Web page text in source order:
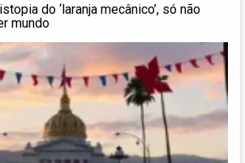
do ‘laranja mecânico’, só não
mundo